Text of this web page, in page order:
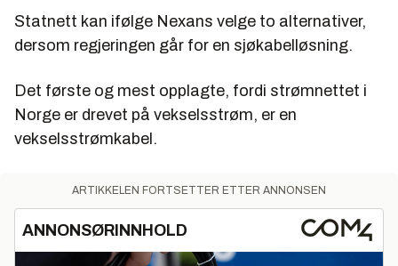
Statnett kan ifølge Nexans velge to alternativer,
dersom regjeringen går for en sjøkabelløsning.
Det første og mest opplagte, fordi strømnettet i
Norge er drevet på vekselsstrøm, er en
vekselsstrømkabel.
ARTIKKELEN FORTSETTER ETTER ANNONSEN
ANNONSØRINNHOLD